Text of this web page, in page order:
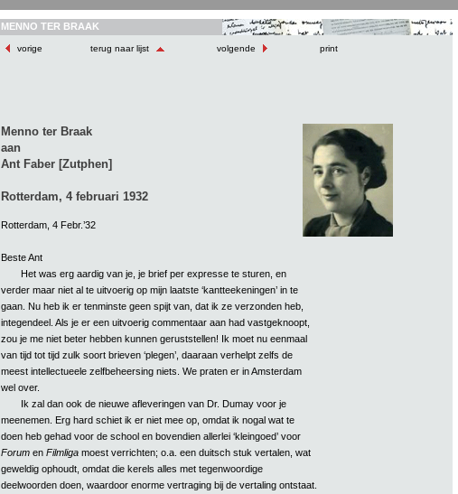
MENNO TER BRAAK
vorige terug naar lijst volgende print
Menno ter Braak
aan
Ant Faber [Zutphen]
Rotterdam, 4 februari 1932
Rotterdam, 4 Febr.’32
Beste Ant
Het was erg aardig van je, je brief per expresse te sturen, en
verder maar niet al te uitvoerig op mijn laatste ‘kantteekeningen’ in te
gaan. Nu heb ik er tenminste geen spijt van, dat ik ze verzonden heb,
integendeel. Als je er een uitvoerig commentaar aan had vastgeknoopt,
zou je me niet beter hebben kunnen geruststellen! Ik moet nu eenmaal
van tijd tot tijd zulk soort brieven ‘plegen’, daaraan verhelpt zelfs de
meest intellectueele zelfbeheersing niets. We praten er in Amsterdam
wel over.
Ik zal dan ook de nieuwe afleveringen van Dr. Dumay voor je
meenemen. Erg hard schiet ik er niet mee op, omdat ik nogal wat te
doen heb gehad voor de school en bovendien allerlei ‘kleingoed’ voor
Forumen Filmligamoest verrichten; o.a. een duitsch stuk vertalen, wat
geweldig ophoudt, omdat die kerels alles met tegenwoordige
deelwoorden doen, waardoor enorme vertraging bij de vertaling ontstaat.